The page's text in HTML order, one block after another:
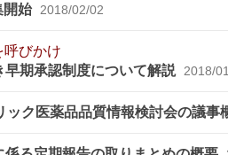
開始 2018/02/02
呼びかけ
早期承認制度について解説 2018/
ック医薬品品質情報検討会の議事